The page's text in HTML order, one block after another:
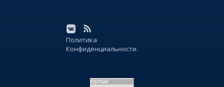
Политика
Конфиденциальности.